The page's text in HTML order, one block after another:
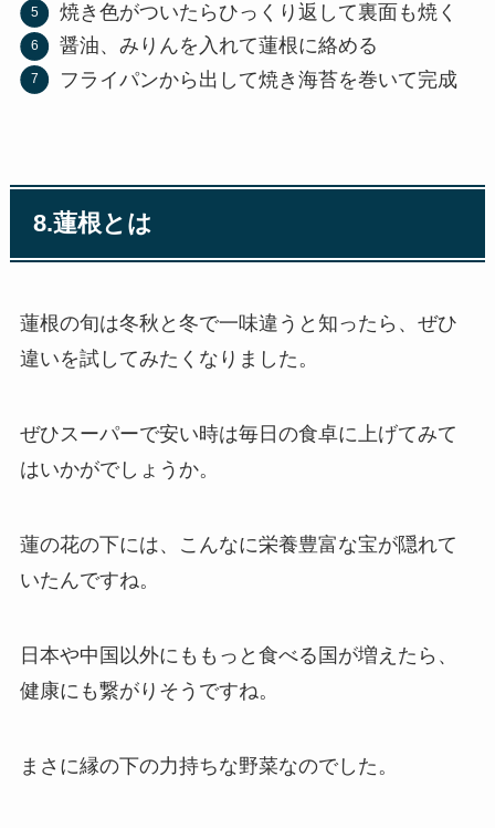
焼き色がついたらひっくり返して裏面も焼く
醤油、みりんを入れて蓮根に絡める
フライパンから出して焼き海苔を巻いて完成
8.蓮根とは
蓮根の旬は冬秋と冬で一味違うと知ったら、ぜひ
違いを試してみたくなりました。
ぜひスーパーで安い時は毎日の食卓に上げてみて
はいかがでしょうか。
蓮の花の下には、こんなに栄養豊富な宝が隠れて
いたんですね。
日本や中国以外にももっと食べる国が増えたら、
健康にも繋がりそうですね。
まさに縁の下の力持ちな野菜なのでした。